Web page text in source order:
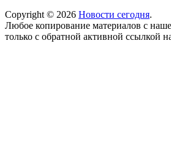
Copyright © 2026 Новости сегодня.
Любое копирование материалов с
только с обратной активной ссылкой